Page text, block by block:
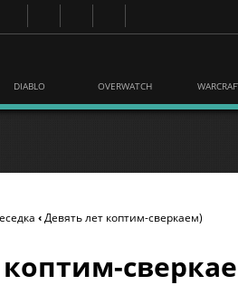
DIABLO OVERWATCH
‹Девять лет коптим-сверкаем)